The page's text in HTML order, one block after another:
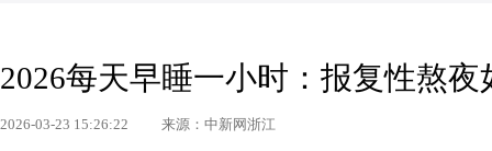
2026每天早睡一小时：报复性熬
2026-03-23 15:26:22 来源：中新网浙江